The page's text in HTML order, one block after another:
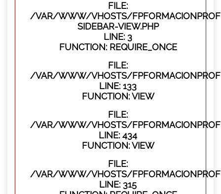
FILE:
/VAR/WWW/VHOSTS/
SIDEBAR-VIEW.PHP
LINE: 3
FUNCTION: REQUIRE_ONCE
FILE:
/VAR/WWW/VHOSTS/
LINE: 133
FUNCTION: VIEW
FILE:
/VAR/WWW/VHOSTS/
LINE: 434
FUNCTION: VIEW
FILE:
/VAR/WWW/VHOSTS/
LINE: 315